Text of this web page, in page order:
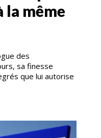
la même
des
sa finesse
que lui autorise